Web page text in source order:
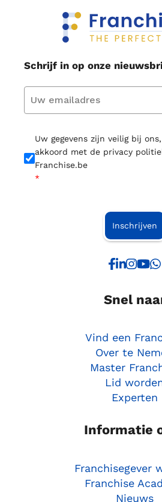
Schrijf in op onze
Uw gegevens zijn veilig bij
akkoord met de privacy
Franchise.be
*
Inschrijven
Snel
Vind een
Over te
Master
Lid
Experten
Informatie
Franchisegever
Franchise
Nieuws